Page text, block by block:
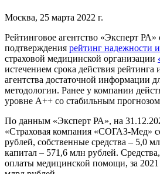
Москва, 25 марта 2022 г.
Рейтинговое агентство «Эксперт РА»
подтверждения рейтинг надежности и
страховой медицинской организации
истечением срока действия рейтинга
агентства достаточной информации
методологии. Ранее у компании
уровне А++ со стабильным
По данным «Эксперт РА», на
«Страховая компания «СОГАЗ-Мед»
рублей, собственные средства – 5,0
капитал – 571,6 млн рублей.
оплаты медицинской помощи, за 2021